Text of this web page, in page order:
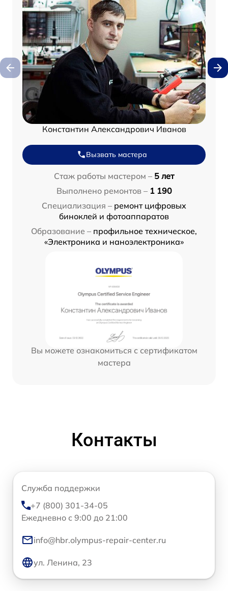
Константин Александрович Иванов
Вызвать мастера
Стаж работы мастером – 5 лет
Выполнено ремонтов – 1 190
Специализация – ремонт цифровых
биноклей и фотоаппаратов
Образование – профильное техническое,
«Электроника и наноэлектроника»
Вы можете ознакомиться с сертификатом
мастера
Контакты
Служба поддержки
+7 (800) 301-34-05
Ежедневно с 9:00 до 21:00
info@hbr.olympus-repair-center.ru
ул. Ленина, 23